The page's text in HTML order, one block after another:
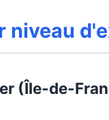
niveau
(Île-de-